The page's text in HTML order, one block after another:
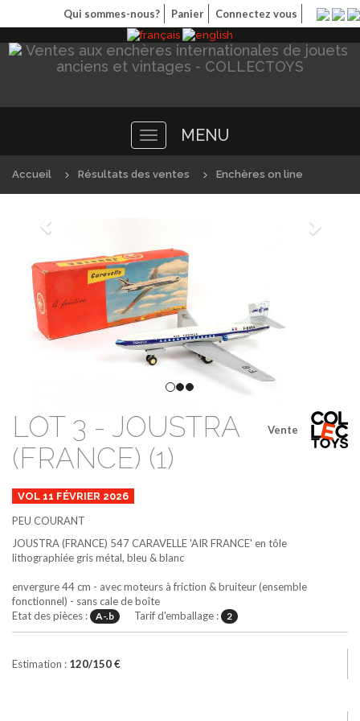
Qui sommes-nous? Panier Connectez vous
Toggle
navigation
MENU
Accueil Résultats des ventes Enchères on line
Précédént
Vente
LOT 3 - JOUSTRA
(FRANCE) (1)
VOL 11 FÉVRIER 2026
PEU COURANT
JOUSTRA (FRANCE) 547CARAVELLE 'AIR FRANCE' en tôle
lithographiée gris métal, bleu & blanc
envergure 44 cm - avec moteurs à friction & bruiteur (ensemble
fonctionnel) - sans cale de boîte
Etat des pièces :
A-.b Tarif d'emballage : 2
Estimation : 120/150 €